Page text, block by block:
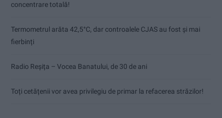
concentrare totală!
Termometrul arăta 42,5°C, dar controalele CJAS au fost și mai
fierbinți
Radio Reșița – Vocea Banatului, de 30 de ani
Toți cetățenii vor avea privilegiu de primar la refacerea străzilor!